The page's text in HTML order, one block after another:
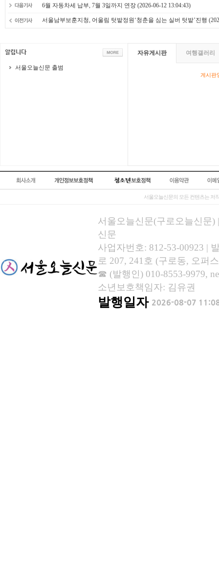
6월 자동차세 납부, 7월 3일까지 연장 (2026-06-12 13:04:43)
서울남부보훈지청, 어울림 텃밭정원‘청춘을 심는 실버 텃밭’진행
서울오늘신문 출범
자유게시판 여행갤러리
게시판
서울오늘신문의 모든 컨텐츠는 저
서울오늘신문(구로오늘신문)
신문
사업자번호: 812-53-00923 |
로 207, 241호 (구로동, 오퍼
☎ (발행인) 010-8553-9979,
소년보호책임자: 김유권
발행일자